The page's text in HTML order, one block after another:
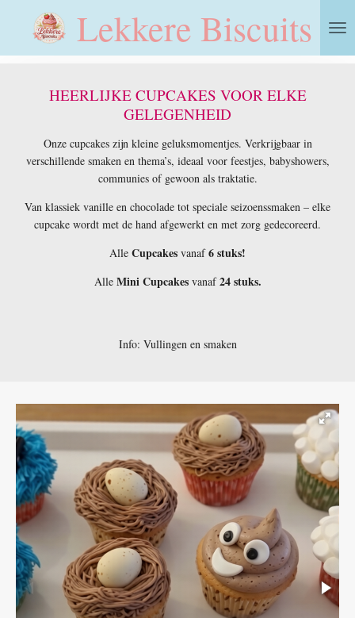
direct
Lekkere Biscuits
HEERLIJKE CUPCAKES VOOR ELKE
GELEGENHEID
Onze cupcakes zijn kleine geluksmomentjes. Verkrijgbaar in
verschillende smaken en thema’s, ideaal voor feestjes, babyshowers,
communies of gewoon als traktatie.
Van klassiek vanille en chocolade tot speciale seizoenssmaken – elke
cupcake wordt met de hand afgewerkt en met zorg gedecoreerd.
Alle Cupcakes vanaf6 stuks!
AlleMini Cupcakes vanaf24 stuks.
Info: Vullingen en smaken